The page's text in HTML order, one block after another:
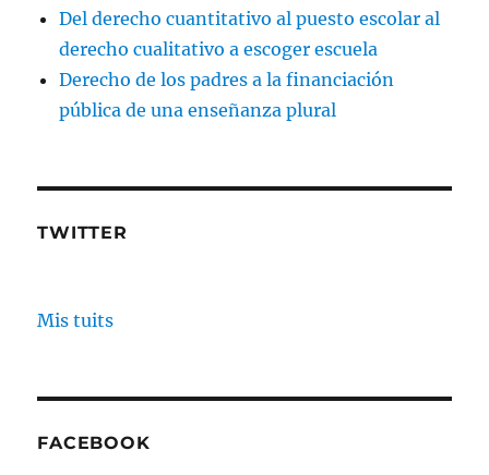
Del derecho cuantitativo al puesto escolar al
derecho cualitativo a escoger escuela
Derecho de los padres a la financiación
pública de una enseñanza plural
TWITTER
Mis tuits
FACEBOOK